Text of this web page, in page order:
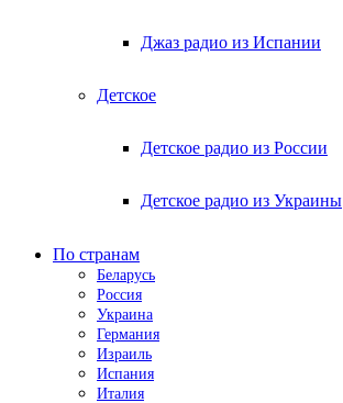
Джаз радио из Испании
Детское
Детское радио из России
Детское радио из Украины
По странам
Беларусь
Россия
Украина
Германия
Израиль
Испания
Италия